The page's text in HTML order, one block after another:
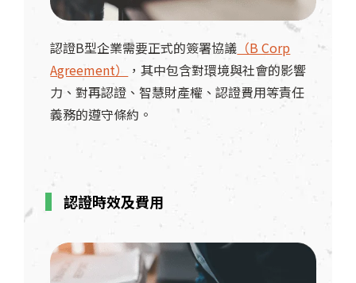
認證B型企業需要正式的簽署協議 （B Corp
Agreement）
，其中包含對環境與社會的影響
力、對再認證、智慧財產權、認證費用等責任
義務的遵守條約。
認證時效及費用